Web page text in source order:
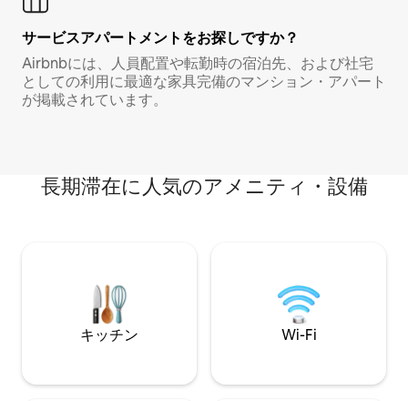
サービスアパートメントをお探しですか？
Airbnbには、人員配置や転勤時の宿泊先、および社宅
としての利用に最適な家具完備のマンション・アパート
が掲載されています。
長期滞在に人気のアメニティ・設備
キッチン Wi-Fi